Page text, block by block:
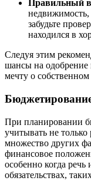
Правильный
недвижимость,
забудьте
находился в
Следуя этим
шансы на одобрение
мечту о
При планировании
учитывать не
множество других
финансовое
особенно когда
обязательствах,